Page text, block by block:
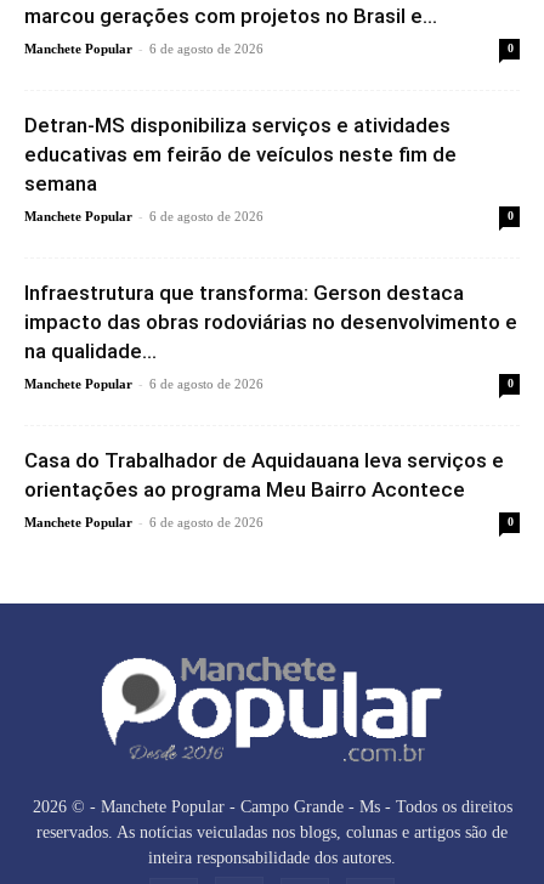
marcou gerações com projetos no Brasil e...
Manchete Popular - 6 de agosto de 2026 0
Detran-MS disponibiliza serviços e atividades
educativas em feirão de veículos neste fim de
semana
Manchete Popular - 6 de agosto de 2026 0
Infraestrutura que transforma: Gerson destaca
impacto das obras rodoviárias no desenvolvimento e
na qualidade...
Manchete Popular - 6 de agosto de 2026 0
Casa do Trabalhador de Aquidauana leva serviços e
orientações ao programa Meu Bairro Acontece
Manchete Popular - 6 de agosto de 2026 0
2026 © - Manchete Popular - Campo Grande - Ms - Todos os direitos
reservados. As notícias veiculadas nos blogs, colunas e artigos são de
inteira responsabilidade dos autores.